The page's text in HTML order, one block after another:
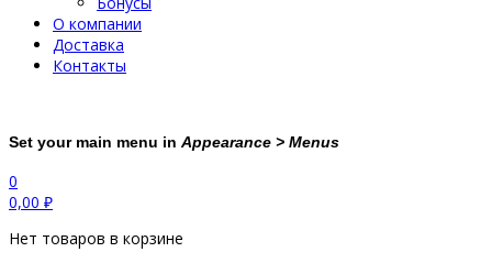
О компании
Доставка
Контакты
Set your main menu in Appearance > Menus
0
0,00 ₽
Нет товаров в корзине